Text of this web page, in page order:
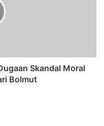
Skandal Moral
Bolmut